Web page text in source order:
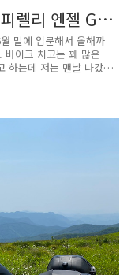
렐리 엔젤 GT
말에 입문해서 올해까
이크 치고는 꽤 많은
하는데 저는 맨날 나갔
다.ㅋㅋ 한때는 속초를
교환해야하는 상태가 왔
이다보니 정 중앙 뿐만